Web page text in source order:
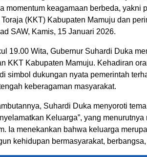
momentum keagamaan berbeda, yakni
(KKT) Kabupaten Mamuju dan
SAW, Kamis, 15 Januari 2026.
19.00 Wita, Gubernur Suhardi Duka
KKT Kabupaten Mamuju. Kehadiran
simbol dukungan nyata pemerintah
keberagaman masyarakat.
Suhardi Duka menyoroti
Keluarga”, yang
Ia menekankan bahwa keluarga
kehidupan bermasyarakat,